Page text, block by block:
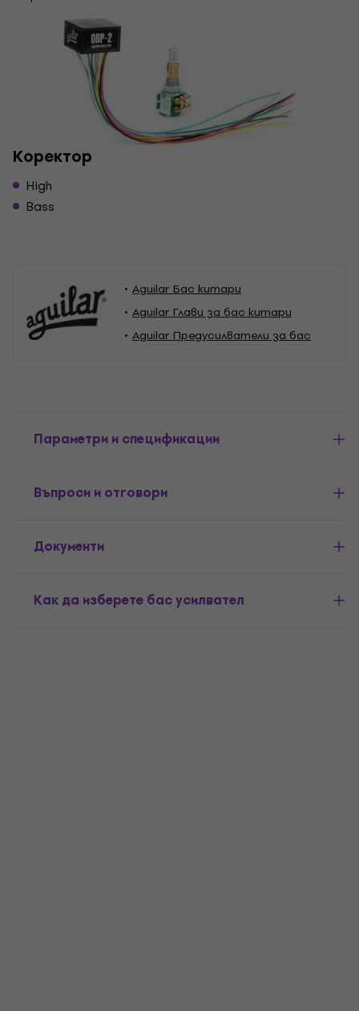
Kоректор
High
Bass
Aguilar Бас китари
Aguilar Глави за бас китари
Aguilar Предусилватели за бас
Параметри и спецификации
Въпроси и отговори
Документи
Как да изберете бас усилвател